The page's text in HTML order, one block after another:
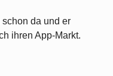
da und er
ihren App-Markt.